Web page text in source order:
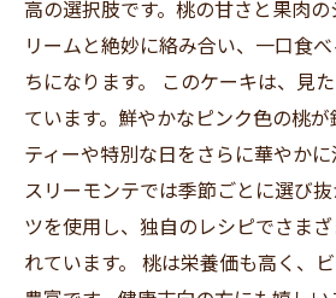
高の選択肢です。桃の甘さと果肉
リームと絶妙に絡み合い、一口食
ちになります。 このケーキは、見
ています。鮮やかなピンク色の桃
ティーや特別な日をさらに華やか
スリーモンテでは季節ごとに選び
ツを使用し、独自のレシピでさま
れています。 桃は栄養価も高く、